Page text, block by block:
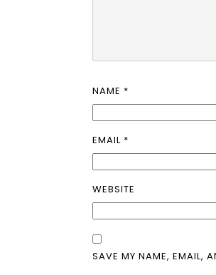
NAME *
EMAIL *
WEBSITE
SAVE MY NAME, EMAIL,